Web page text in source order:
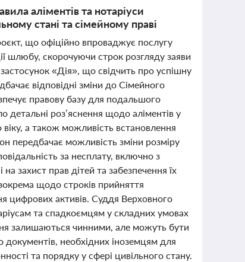
аліментів та нотаріуси
стані та сімейному праві
що офіційно впроваджує послугу
шлюбу, скорочуючи строк розгляду заяви
«Дія», що свідчить про успішну
відповідні зміни до Сімейного
правову базу для подальшого
детальні роз’яснення щодо аліментів у
віку, а також можливість встановлення
передбачає можливість зміни розміру
за несплату, включно з
захист прав дітей та забезпечення їх
щодо строків прийняття
цифрових активів. Суддя Верховного
та спадкоємцям у складних умовах
залишаються чинними, але можуть бути
необхідних іноземцям для
та порядку у сфері цивільного стану.